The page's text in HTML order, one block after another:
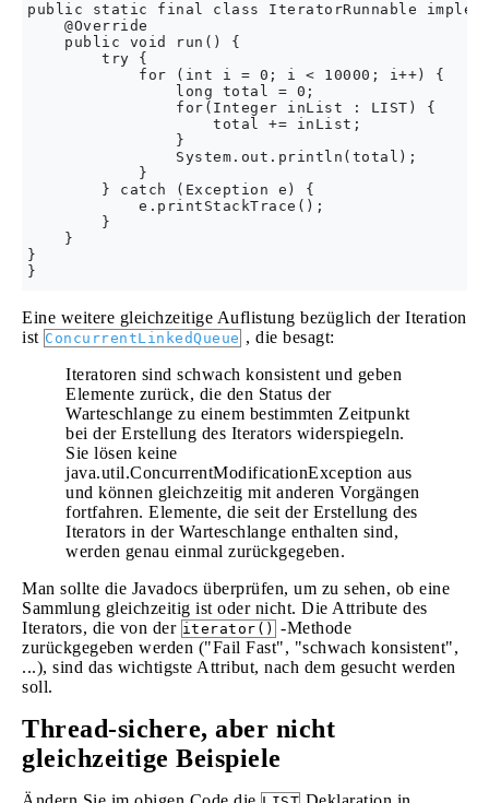
public static final class IteratorRunnable
    @Override
    public void run() {
        try {
            for (int i = 0; i < 10000; i++) {
                long total = 0;
                for(Integer inList : LIST) {
                    total += inList;
                }
                System.out.println(total);
            }
        } catch (Exception e) {
            e.printStackTrace();
        }
    }
}
Eine weitere gleichzeitige Auflistung bezüglich der Iteration
ist ConcurrentLinkedQueue , die besagt:
Iteratoren sind schwach konsistent und geben
Elemente zurück, die den Status der
Warteschlange zu einem bestimmten Zeitpunkt
bei der Erstellung des Iterators widerspiegeln.
Sie lösen keine
java.util.ConcurrentModificationException aus
und können gleichzeitig mit anderen Vorgängen
fortfahren. Elemente, die seit der Erstellung des
Iterators in der Warteschlange enthalten sind,
werden genau einmal zurückgegeben.
Man sollte die Javadocs überprüfen, um zu sehen, ob eine
Sammlung gleichzeitig ist oder nicht. Die Attribute des
Iterators, die von der iterator() -Methode
zurückgegeben werden ("Fail Fast", "schwach konsistent",
...), sind das wichtigste Attribut, nach dem gesucht werden
soll.
Thread-sichere, aber nicht
gleichzeitige Beispiele